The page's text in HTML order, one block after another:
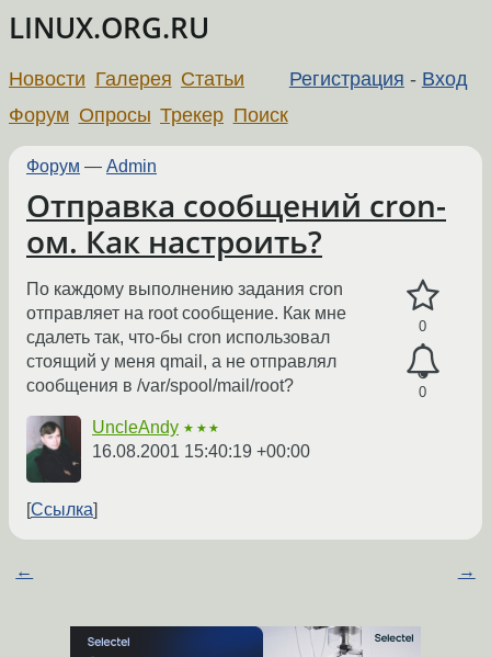
LINUX.ORG.RU
Регистрация - Вход
Новости Галерея Статьи
Форум Опросы Трекер Поиск
Форум — Admin
Отправка сообщений cron-
ом. Как настроить?
0
0
По каждому выполнению задания cron
отправляет на root сообщение. Как мне
сдалеть так, что-бы cron использовал
стоящий у меня qmail, а не отправлял
сообщения в /var/spool/mail/root?
UncleAndy ★★★
16.08.2001 15:40:19 +00:00
Ссылка
← →